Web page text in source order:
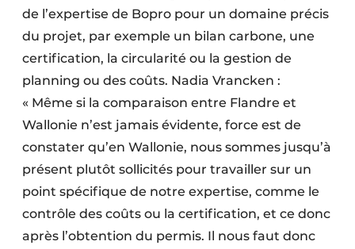
de l’expertise de Bopro pour un domaine précis
du projet, par exemple un bilan carbone, une
certification, la circularité ou la gestion de
planning ou des coûts. Nadia Vrancken :
« Même si la comparaison entre Flandre et
Wallonie n’est jamais évidente, force est de
constater qu’en Wallonie, nous sommes jusqu’à
présent plutôt sollicités pour travailler sur un
point spécifique de notre expertise, comme le
contrôle des coûts ou la certification, et ce donc
après l’obtention du permis. Il nous faut donc